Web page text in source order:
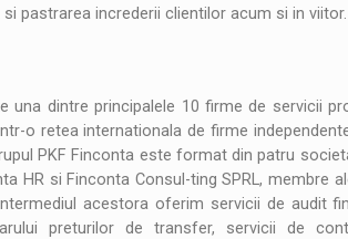
pastrarea increderii clientilor acum si in viitor.
una dintre principalele 10 firme de servicii
o retea internationala de firme
PKF Finconta este format din patru
HR si Finconta Consul-ting SPRL, membre
intermediul acestora oferim servicii de audit
preturilor de transfer, servicii de